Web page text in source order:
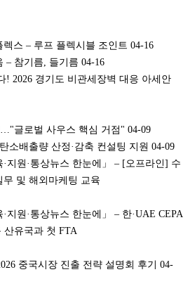
스 – 루프 플렉시블 조인트 04-16
– 참기름, 들기름 04-16
! 2026 경기도 비관세장벽 대응 아세안
글로벌 사우스 핵심 거점" 04-09
소배출량 산정·감축 컨설팅 지원 04-09
·지원·통상뉴스 한눈에」 – [오프라인] 수
및 해외마케팅 교육
·지원·통상뉴스 한눈에」 – 한·UAE CEPA
유국과 첫 FTA
중국시장 진출 전략 설명회 후기 04-